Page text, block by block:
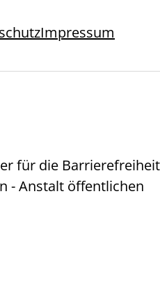
Impressum
für die Barrierefreiheit
- Anstalt öffentlichen